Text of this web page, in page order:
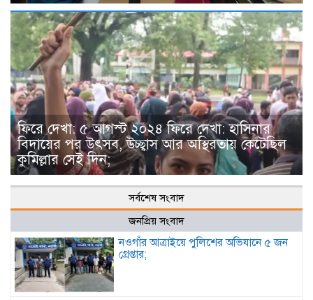
ফিরে দেখা: ৫ আগস্ট ২০২৪ ফিরে দেখা: হাসিনার
বিদায়ের পর উৎসব, উচ্ছ্বাস আর অস্থিরতায় কেটেছিল
কুমিল্লার সেই দিন;
সর্বশেষ সংবাদ
জনপ্রিয় সংবাদ
নওগাঁর আত্রাইয়ে পুলিশের অভিযানে ৫ জন
গ্রেপ্তার;